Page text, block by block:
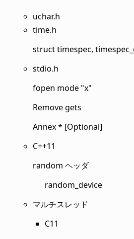
uchar.h
time.h
struct timespec,
stdio.h
fopen mode "x"
Remove gets
Annex * [Optional]
C++11
random ヘッダ
random_device
マルチスレッド
C11